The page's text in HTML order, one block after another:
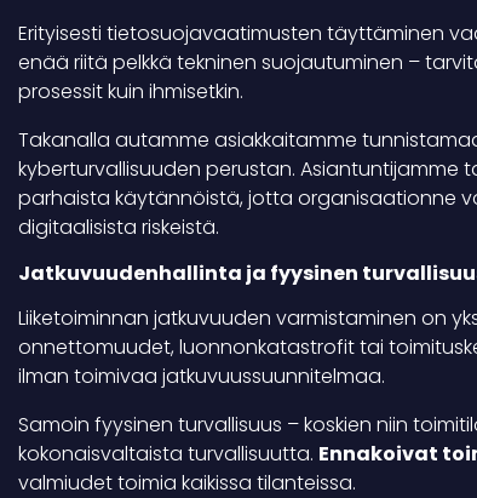
Erityisesti tietosuojavaatimusten täyttäminen
enää riitä pelkkä tekninen suojautuminen –
prosessit kuin ihmisetkin.
Takanalla autamme asiakkaitamme
kyberturvallisuuden perustan.
parhaista käytännöistä, jotta organisaationne
digitaalisista riskeistä.
Jatkuvuudenhallinta ja fyysinen
Liiketoiminnan jatkuvuuden varmistaminen on
onnettomuudet, luonnonkatastrofit tai
ilman toimivaa jatkuvuussuunnitelmaa.
Samoin fyysinen turvallisuus – koskien niin
kokonaisvaltaista turvallisuutta. Ennakoivat
valmiudet toimia kaikissa tilanteissa.